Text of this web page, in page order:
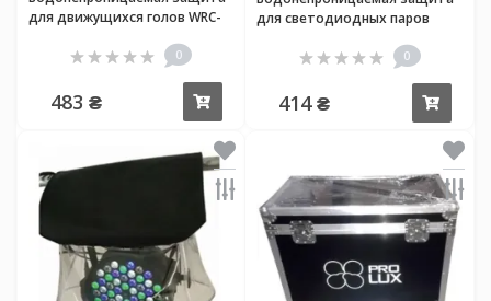
для движущихся голов WRC-
0
483 ₴
для светодиодных паров
0
414 ₴